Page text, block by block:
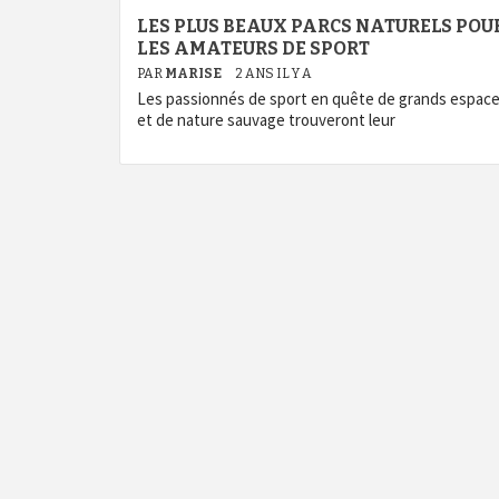
LES PLUS BEAUX PARCS NATURELS
LES AMATEURS DE SPORT
PAR MARISE 2 ANS IL Y A
Les passionnés de sport en quête de grands
et de nature sauvage trouveront leur